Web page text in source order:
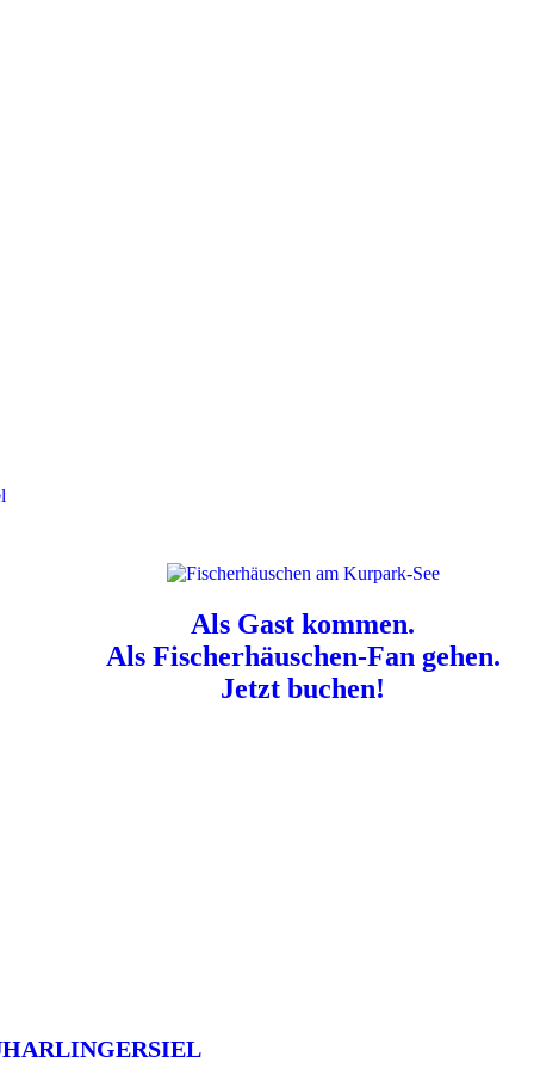
Als Gast kommen.
Als Fischerhäuschen-Fan gehen.
Jetzt buchen!